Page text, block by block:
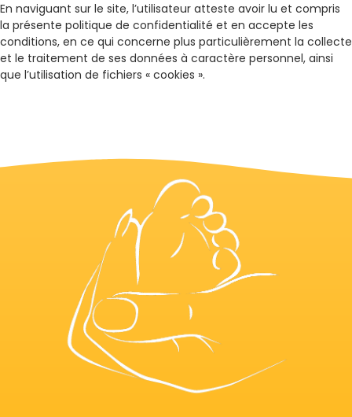
En naviguant sur le site, l’utilisateur atteste avoir lu et compris
la présente politique de confidentialité et en accepte les
conditions, en ce qui concerne plus particulièrement la collecte
et le traitement de ses données à caractère personnel, ainsi
que l’utilisation de fichiers « cookies ».